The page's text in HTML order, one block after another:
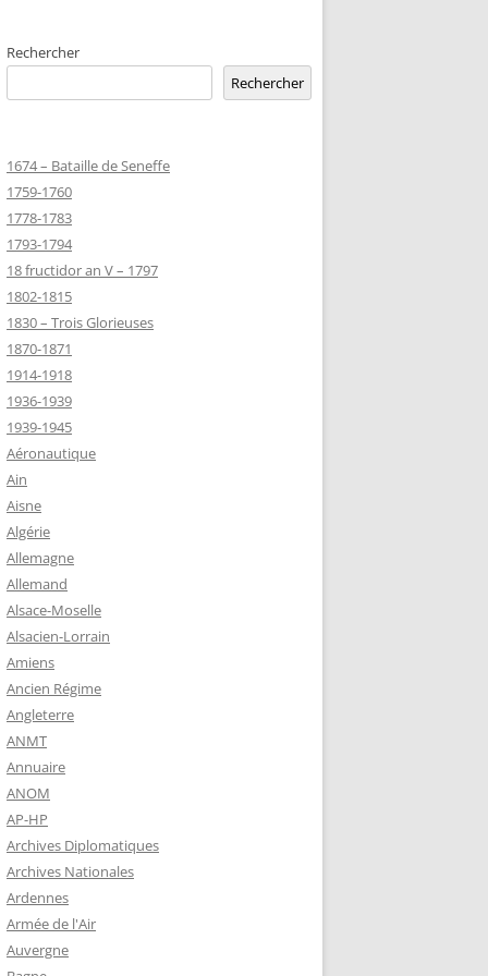
DE
MARIE
SUR-
DU CLION-
1944)
SUR-
MARIE
SUR-
1965)
SUR-
(1910-
Rechercher
Rechercher
1674 – Bataille de Seneffe
1759-1760
1778-1783
1793-1794
18 fructidor an V – 1797
1802-1815
1830 – Trois Glorieuses
1870-1871
1914-1918
1936-1939
1939-1945
Aéronautique
Ain
Aisne
Algérie
Allemagne
Allemand
Alsace-Moselle
Alsacien-Lorrain
Amiens
Ancien Régime
Angleterre
ANMT
Annuaire
ANOM
AP-HP
Archives Diplomatiques
Archives Nationales
Ardennes
Armée de l'Air
Auvergne